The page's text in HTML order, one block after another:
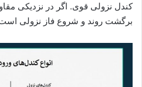
کندل نزولی قوی. اگر در نزدیکی
برگشت روند و شروع فاز نزولی